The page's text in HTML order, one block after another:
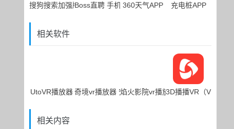
搜狗搜索加强版 安卓版Boss直聘 手机下载360天气APP 充电桩APP
相关软件
UtoVR播放器 奇境vr播放器 安卓版焰火影院vr播放器 安卓版3D播播VR（VR应用）
相关内容